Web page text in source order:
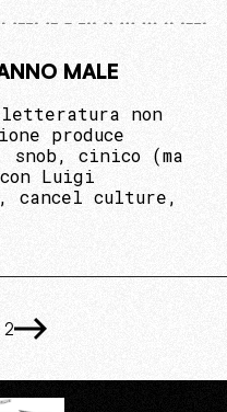
MALE
non
produce
cinico (ma
Luigi
cancel culture,
2